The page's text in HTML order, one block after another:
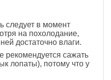
следует в момент
на похолодание,
достаточно влаги.
рекомендуется сажать
лопаты), потому что у